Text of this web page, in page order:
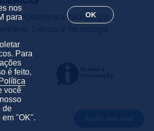
nos
para
Para
é feito,
Política
você
de
"OK".
OK
Engenharia e Tecnologia
Ciência e Tecnologia